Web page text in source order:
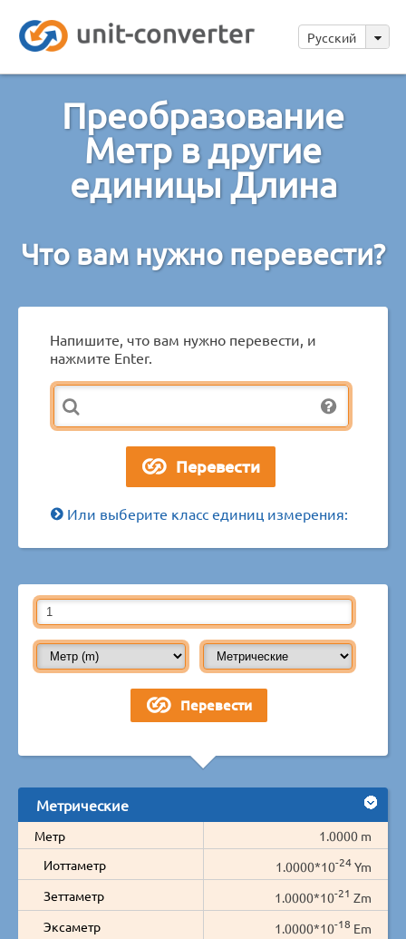
Русский
Преобразование
Метр в другие
единицы Длина
Что вам нужно перевести?
Напишите, что вам нужно перевести, и
нажмите Enter.
Или выберите класс единиц измерения:
Метрические
Метр
1.0000 m
Иоттаметр
1.0000*10-24Ym
Зеттаметр
1.0000*10-21 Zm
Эксаметр
1.0000*10-18 Em